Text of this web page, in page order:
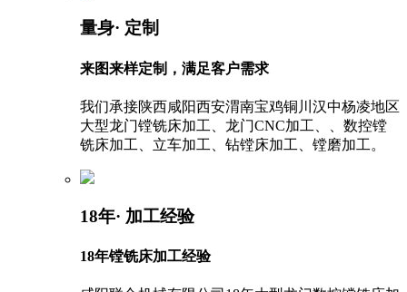
量身· 定制
来图来样定制，满足客户需求
我们承接陕西咸阳西安渭南宝鸡铜川汉中杨凌地区
大型龙门镗铣床加工、龙门CNC加工、、数控镗
铣床加工、立车加工、钻镗床加工、镗磨加工。
18年· 加工经验
18年镗铣床加工经验